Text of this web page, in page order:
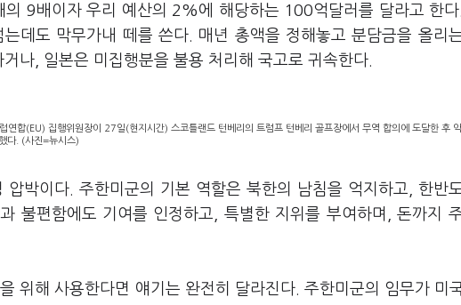
의 9배이자 우리 예산의 2%에 해당하는 100억달러를 달라고 한다
데도 막무가내 떼를 쓴다. 매년 총액을 정해놓고 분담금을 올리
나, 일본은 미집행분을 불용 처리해 국고로 귀속한다.
연합(EU) 집행위원장이 27일(현지시간) 스코틀랜드 턴베리의 트럼프 턴베리 골프장에서 무역 합의에 도달한 후
다. (사진=뉴시스)
박이다. 주한미군의 기본 역할은 북한의 남침을 억지하고, 한반
불편함에도 기여를 인정하고, 특별한 지위를 부여하며, 돈까지
위해 사용한다면 얘기는 완전히 달라진다. 주한미군의 임무가 미